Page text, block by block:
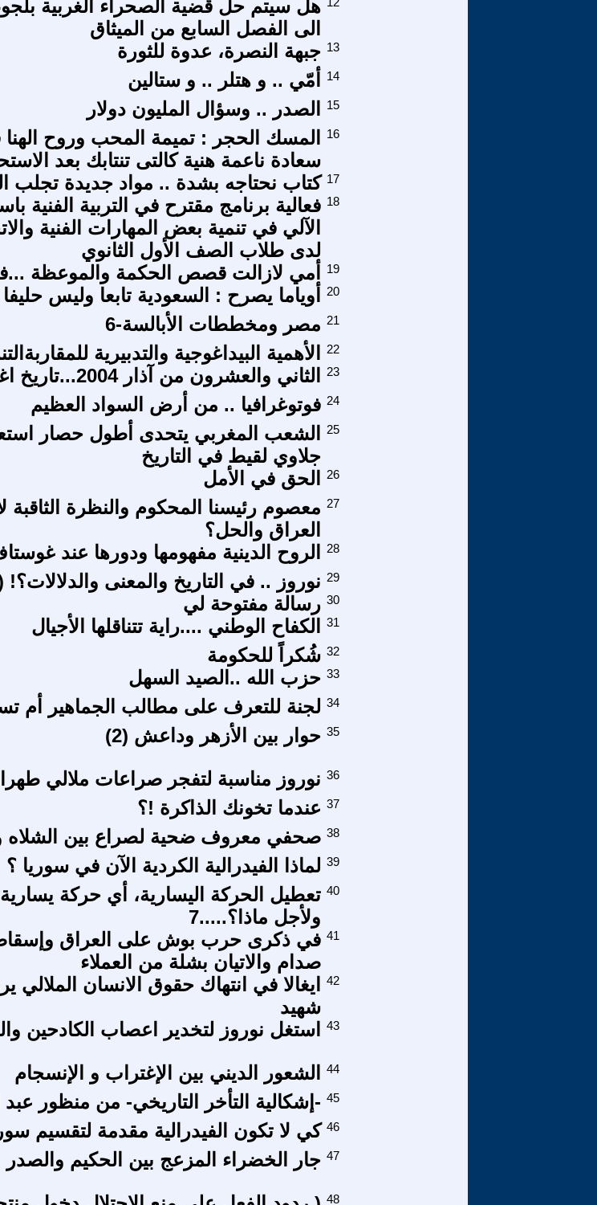
هل سيتم حل قضية الصحراء الغربية
الى الفصل السابع من الميثاق
جبهة النصرة، عدوة للثورة 13
أمّي .. و هتلر .. و ستالين 14
الصدر .. وسؤال المليون دولار 15
المسك الحجر : تميمة المحب وروح
سعادة ناعمة هنية كالتى تنتابك بعد
16
كتاب نحتاجه بشدة .. مواد جديدة تجلب 17
فعالية برنامج مقترح في التربية الفنية
الآلي في تنمية بعض المهارات الفنية
لدى طلاب الصف الأول الثانوي
18
أمي لازالت قصص الحكمة والموعظة
19
أوياما يصرح : السعودية تابعا وليس حليفا 20
مصر ومخططات الأبالسة-6 21
الأهمية البيداغوجية والتدبيرية
22
الثاني والعشرون من آذار 2004...تاريخ اغتيال شيخ جليل 23
فوتوغرافيا .. من أرض السواد العظيم 24
الشعب المغربي يتحدى أطول حصار
جلاوي لقيط في التاريخ
25
الحق في الأمل 26
معصوم رئيسنا المحكوم والنظرة الثاقبة
العراق والحل؟
27
الروح الدينية مفهومها ودورها عند 28
نوروز .. في التاريخ والمعنى والدلالات؟! 29
رسالة مفتوحة لي 30
الكفاح الوطني ....راية تتناقلها الأجيال 31
شُكراً للحكومة 32
حزب الله ..الصيد السهل 33
لجنة للتعرف على مطالب الجماهير أم 34
حوار بين الأزهر وداعش (2) 35
نوروز مناسبة لتفجر صراعات ملالي 36
عندما تخونك الذاكرة !؟ 37
صحفي معروف ضحية لصراع بين الشلاه 38
لماذا الفيدرالية الكردية الآن في سوريا ؟ 39
تعطيل الحركة اليسارية، أي حركة
ولأجل ماذا؟.....7
40
في ذكرى حرب بوش على العراق وإسقاط
صدام والاتيان بشلة من العملاء
41
ايغالا في انتهاك حقوق الانسان
شهيد
42
استغل نوروز لتخدير اعصاب الكادحين 43
الشعور الديني بين الإغتراب و الإنسجام 44
-إشكالية التأخر التاريخي- من منظور عبد 45
كي لا تكون الفيدرالية مقدمة لتقسيم 46
جار الخضراء المزعج بين الحكيم والصدر 47
48